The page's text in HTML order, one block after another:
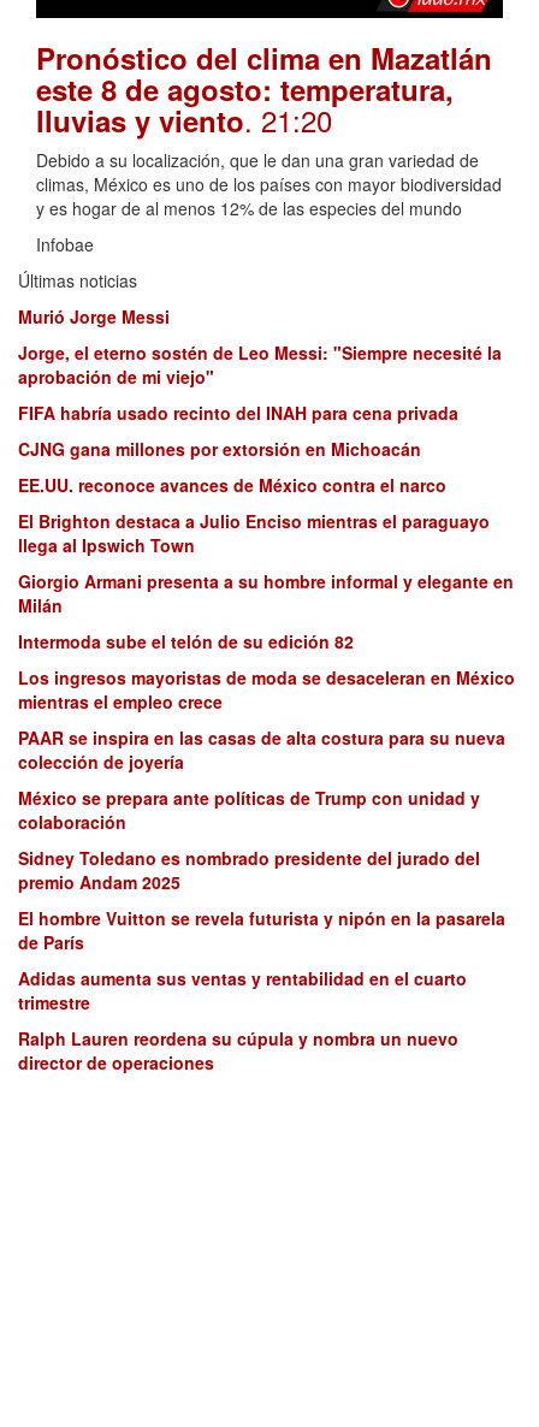
Pronóstico del clima en Mazatlán
este 8 de agosto: temperatura,
lluvias y viento. 21:20
Debido a su localización, que le dan una gran variedad de
climas, México es uno de los países con mayor biodiversidad
y es hogar de al menos 12% de las especies del mundo
Infobae
Últimas noticias
Murió Jorge Messi
Jorge, el eterno sostén de Leo Messi: "Siempre necesité la
aprobación de mi viejo"
FIFA habría usado recinto del INAH para cena privada
CJNG gana millones por extorsión en Michoacán
EE.UU. reconoce avances de México contra el narco
El Brighton destaca a Julio Enciso mientras el paraguayo
llega al Ipswich Town
Giorgio Armani presenta a su hombre informal y elegante en
Milán
Intermoda sube el telón de su edición 82
Los ingresos mayoristas de moda se desaceleran en México
mientras el empleo crece
PAAR se inspira en las casas de alta costura para su nueva
colección de joyería
México se prepara ante políticas de Trump con unidad y
colaboración
Sidney Toledano es nombrado presidente del jurado del
premio Andam 2025
El hombre Vuitton se revela futurista y nipón en la pasarela
de París
Adidas aumenta sus ventas y rentabilidad en el cuarto
trimestre
Ralph Lauren reordena su cúpula y nombra un nuevo
director de operaciones